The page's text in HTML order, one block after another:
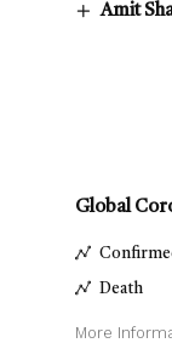
Amit
Global
Death
More